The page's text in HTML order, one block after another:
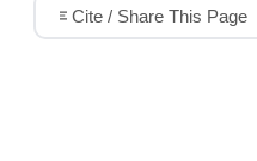
Cite / Share This Page